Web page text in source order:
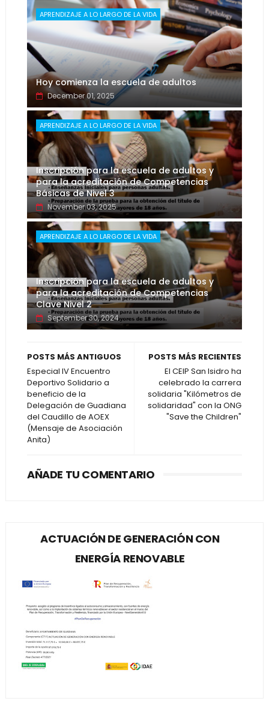
APRENDIZAJE A LO LARGO DE LA VIDA
Hoy comienza la escuela de adultos
December 01, 2025
APRENDIZAJE A LO LARGO DE LA VIDA
Inscripción para la escuela de adultos y
para la acreditación de Competencias
Básicas de Nivel 3
November 03, 2025
APRENDIZAJE A LO LARGO DE LA VIDA
Inscripción para la escuela de adultos y
para la acreditación de Competencias
Clave Nivel 2
September 30, 2024
POSTS MÁS RECIENTES
El CEIP San Isidro ha
celebrado la carrera
solidaria "Kilómetros de
solidaridad" con la ONG
"Save the Children"
POSTS MÁS ANTIGUOS
Especial IV Encuentro
Deportivo Solidario a
beneficio de la
Delegación de Guadiana
del Caudillo de AOEX
(Mensaje de Asociación
Anita)
AÑADE TU COMENTARIO
ACTUACIÓN DE GENERACIÓN CON
ENERGÍA RENOVABLE